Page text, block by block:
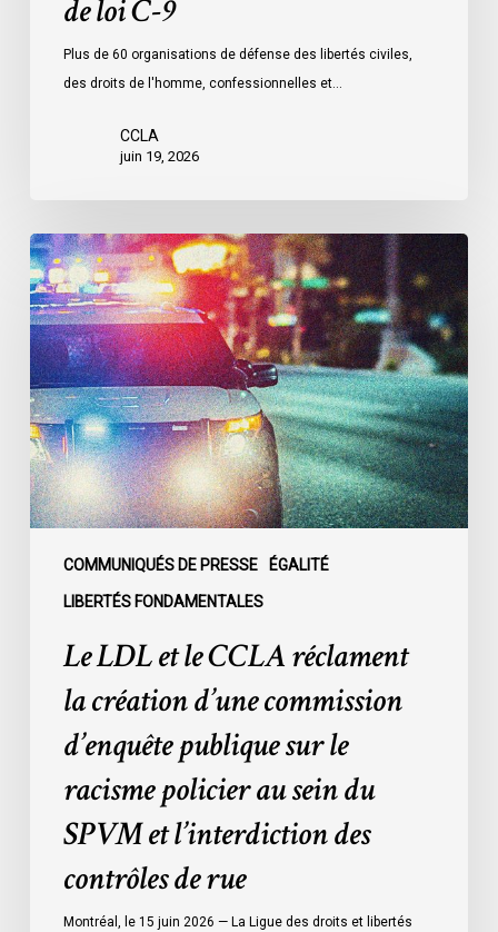
de loi C-9
Plus de 60 organisations de défense des libertés civiles,
des droits de l'homme, confessionnelles et…
CCLA
juin 19, 2026
COMMUNIQUÉS DE PRESSE ÉGALITÉ
LIBERTÉS FONDAMENTALES
Le
LDL
et
le
CCLA
réclament
la
création
d’une
commission
publique
racisme
SPVM
contrôles
Le LDL et le CCLA réclament
la création d’une commission
d’enquête publique sur le
racisme policier au sein du
SPVM et l’interdiction des
contrôles de rue
Montréal, le 15 juin 2026 — La Ligue des droits et libertés